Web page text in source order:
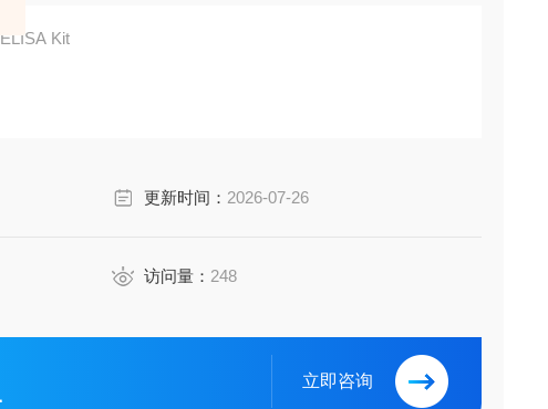
Kit
更新时间： 2026-07-26
访问量： 248
立即咨询